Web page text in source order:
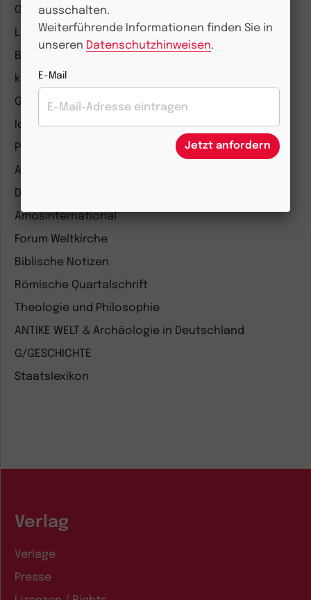
Gemeinsam Glauben
Lebensspuren
Bibel lesen
kunst und kirche
Gottesdienst
Ideenwerkstatt Gottesdienste
Pastoralblätter
Anzeiger für die Seelsorge
Diakonia
Amosinternational
Forum Weltkirche
Biblische Notizen
Römische Quartalschrift
Theologie und Philosophie
ANTIKE WELT & Archäologie in Deutschland
G/GESCHICHTE
Staatslexikon
Verlag
Verlage
Presse
ausschalten.
Weiterführende Informationen finden Sie in
unseren Datenschutzhinweisen.
E-Mail
Jetzt anfordern